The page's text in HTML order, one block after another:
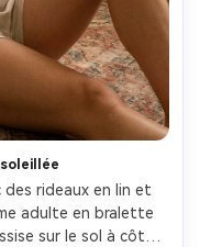
des rideaux en lin et
adulte en bralette
sur le sol à côté